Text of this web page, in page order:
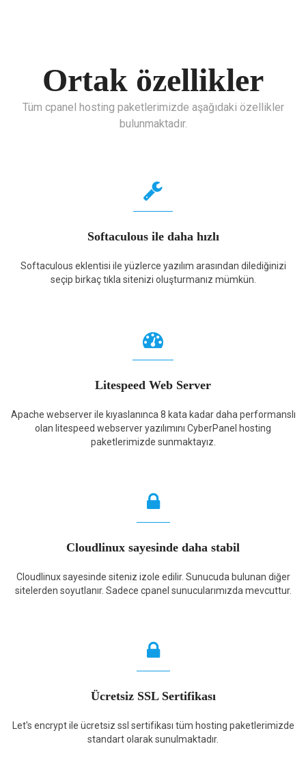
Ortak özellikler
Tüm cpanel hosting paketlerimizde aşağıdaki özellikler
bulunmaktadır.
Softaculous ile daha hızlı
Softaculous eklentisi ile yüzlerce yazılım arasından dilediğinizi
seçip birkaç tıkla sitenizi oluşturmanız mümkün.
Litespeed Web Server
Apache webserver ile kıyaslanınca 8 kata kadar daha performanslı
olan litespeed webserver yazılımını CyberPanel hosting
paketlerimizde sunmaktayız.
Cloudlinux sayesinde daha stabil
Cloudlinux sayesinde siteniz izole edilir. Sunucuda bulunan diğer
sitelerden soyutlanır. Sadece cpanel sunucularımızda mevcuttur.
Ücretsiz SSL Sertifikası
Let's encrypt ile ücretsiz ssl sertifikası tüm hosting paketlerimizde
standart olarak sunulmaktadır.